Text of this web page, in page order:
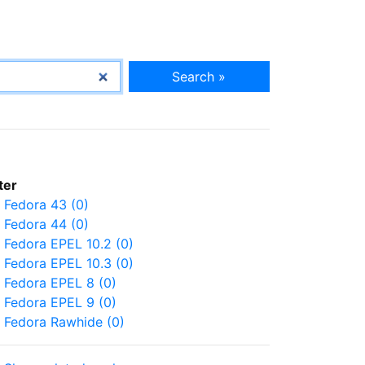
Search »
Fedora 43 (0)
Fedora 44 (0)
Fedora EPEL 10.2 (0)
Fedora EPEL 10.3 (0)
Fedora EPEL 8 (0)
Fedora EPEL 9 (0)
Fedora Rawhide (0)